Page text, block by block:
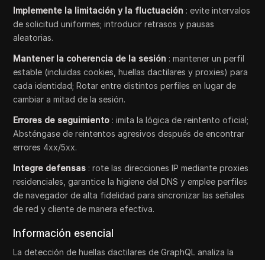
Implemente la limitación y la fluctuación : evite intervalos
de solicitud uniformes; introducir retrasos y pausas
aleatorias.
Mantener la coherencia de la sesión : mantener un perfil
estable (incluidas cookies, huellas dactilares y proxies) para
cada identidad; Rotar entre distintos perfiles en lugar de
cambiar a mitad de la sesión.
Errores de seguimiento : imita la lógica de reintento oficial;
Absténgase de reintentos agresivos después de encontrar
errores 4xx/5xx.
Integre defensas : rote las direcciones IP mediante proxies
residenciales, garantice la higiene del DNS y emplee perfiles
de navegador de alta fidelidad para sincronizar las señales
de red y cliente de manera efectiva.
Información esencial
La detección de huellas dactilares de GraphQL analiza la